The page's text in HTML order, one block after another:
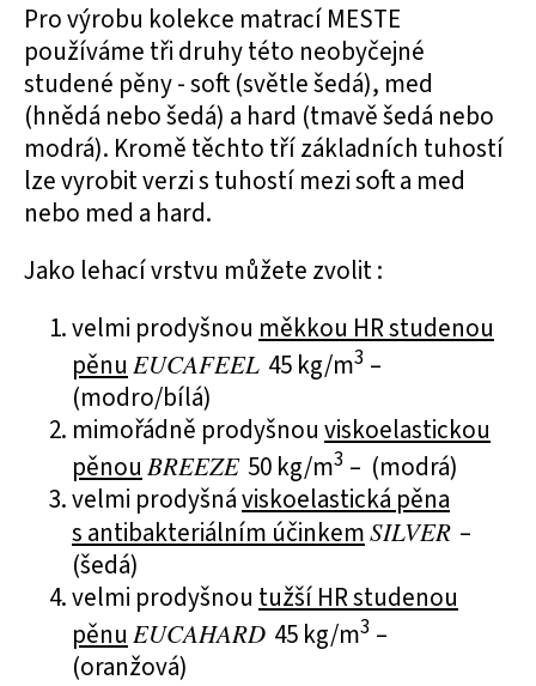
Pro výrobu kolekce matrací MESTE
používáme tři druhy této neobyčejné
studené pěny - soft (světle šedá), med
(hnědá nebo šedá) a hard (tmavě šedá nebo
modrá). Kromě těchto tří základních tuhostí
lze vyrobit verzi s tuhostí mezi soft a med
nebo med a hard.
Jako lehací vrstvu můžete zvolit :
velmi prodyšnou měkkou HR studenou
pěnu EUCAFEEL 45 kg/m3 –
(modro/bílá)
mimořádně prodyšnou viskoelastickou
pěnou BREEZE 50 kg/m3 – (modrá)
velmi prodyšnáviskoelastická pěna
s antibakteriálním účinkemSILVER –
(šedá)
velmi prodyšnou tužší HR studenou
pěnu EUCAHARD 45 kg/m3 –
(oranžová)